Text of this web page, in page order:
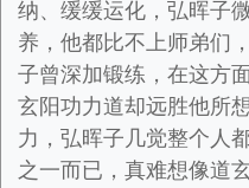
纳、缓缓运化，弘晖子
养，他都比不上师弟们
子曾深加锻练，在这方
玄阳功力道却远胜他所
力，弘晖子几觉整个人
之一而已，真难想像道